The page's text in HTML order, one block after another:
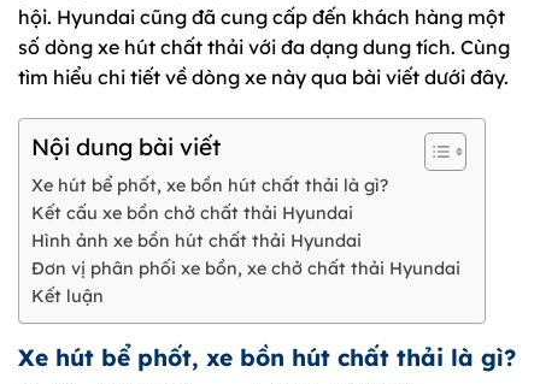
hội. Hyundai cũng đã cung cấp đến khách hàng một
số dòng xe hút chất thải với đa dạng dung tích. Cùng
tìm hiểu chi tiết về dòng xe này qua bài viết dưới đây.
Nội dung bài viết
Xe hút bể phốt, xe bồn hút chất thải là gì?
Kết cấu xe bồn chở chất thải Hyundai
Hình ảnh xe bồn hút chất thải Hyundai
Đơn vị phân phối xe bồn, xe chở chất thải Hyundai
Kết luận
Xe hút bể phốt, xe bồn hút chất thải là gì?